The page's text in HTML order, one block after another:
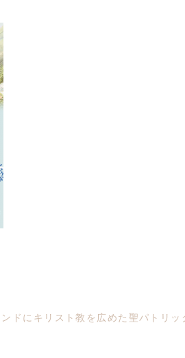
ドにキリスト教を広めた聖パトリッ